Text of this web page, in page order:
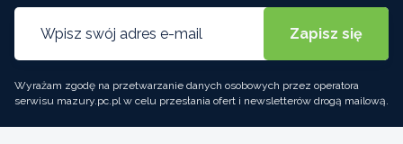
Wyrażam zgodę na przetwarzanie danych osobowych przez operatora
serwisu mazury.pc.pl w celu przesłania ofert i newsletterów drogą mailową.